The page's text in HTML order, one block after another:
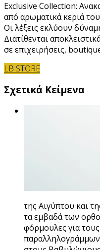
Exclusive Collection:
από αρωματικά κεριά
Οι λέξεις εκλύουν
Διατίθενται
σε επιχειρήσεις,
LB STORE
Σχετικά Κείμενα
της Αιγύπτου και
τα εμβαδά των
φόρμουλες για